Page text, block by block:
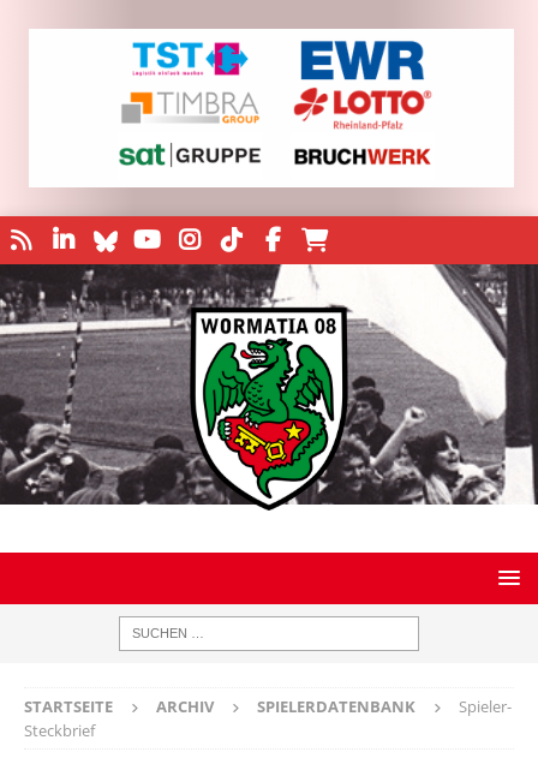
STARTSEITE ARCHIV SPIELERDATENBANK
Spieler-
Steckbrief